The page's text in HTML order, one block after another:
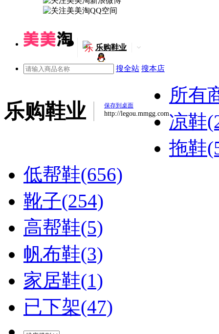
乐 乐购鞋业
搜全站 搜本店
乐购鞋业 保存到桌面
http://legou.mmgg.com
所有
凉鞋
拖鞋
低帮鞋(656)
靴子(254)
高帮鞋(5)
帆布鞋(3)
家居鞋(1)
已下架(47)